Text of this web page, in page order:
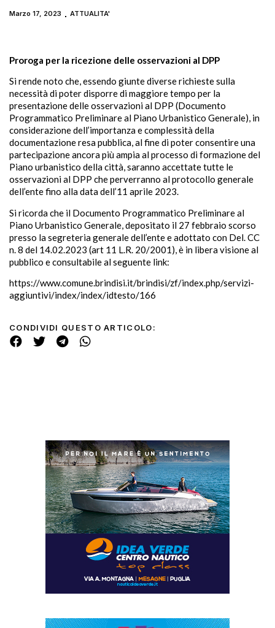
Marzo 17, 2023 ATTUALITA'
Proroga per la ricezione delle osservazioni al DPP
Si rende noto che, essendo giunte diverse richieste sulla
necessità di poter disporre di maggiore tempo per la
presentazione delle osservazioni al DPP (Documento
Programmatico Preliminare al Piano Urbanistico Generale), in
considerazione dell’importanza e complessità della
documentazione resa pubblica, al fine di poter consentire una
partecipazione ancora più ampia al processo di formazione del
Piano urbanistico della città, saranno accettate tutte le
osservazioni al DPP che perverranno al protocollo generale
dell’ente fino alla data dell’11 aprile 2023.
Si ricorda che il Documento Programmatico Preliminare al
Piano Urbanistico Generale, depositato il 27 febbraio scorso
presso la segreteria generale dell’ente e adottato con Del. CC
n. 8 del 14.02.2023 (art 11 L.R. 20/2001), è in libera visione al
pubblico e consultabile al seguente link:
https://www.comune.brindisi.it/brindisi/zf/index.php/servizi-
aggiuntivi/index/index/idtesto/166
CONDIVIDI QUESTO ARTICOLO: